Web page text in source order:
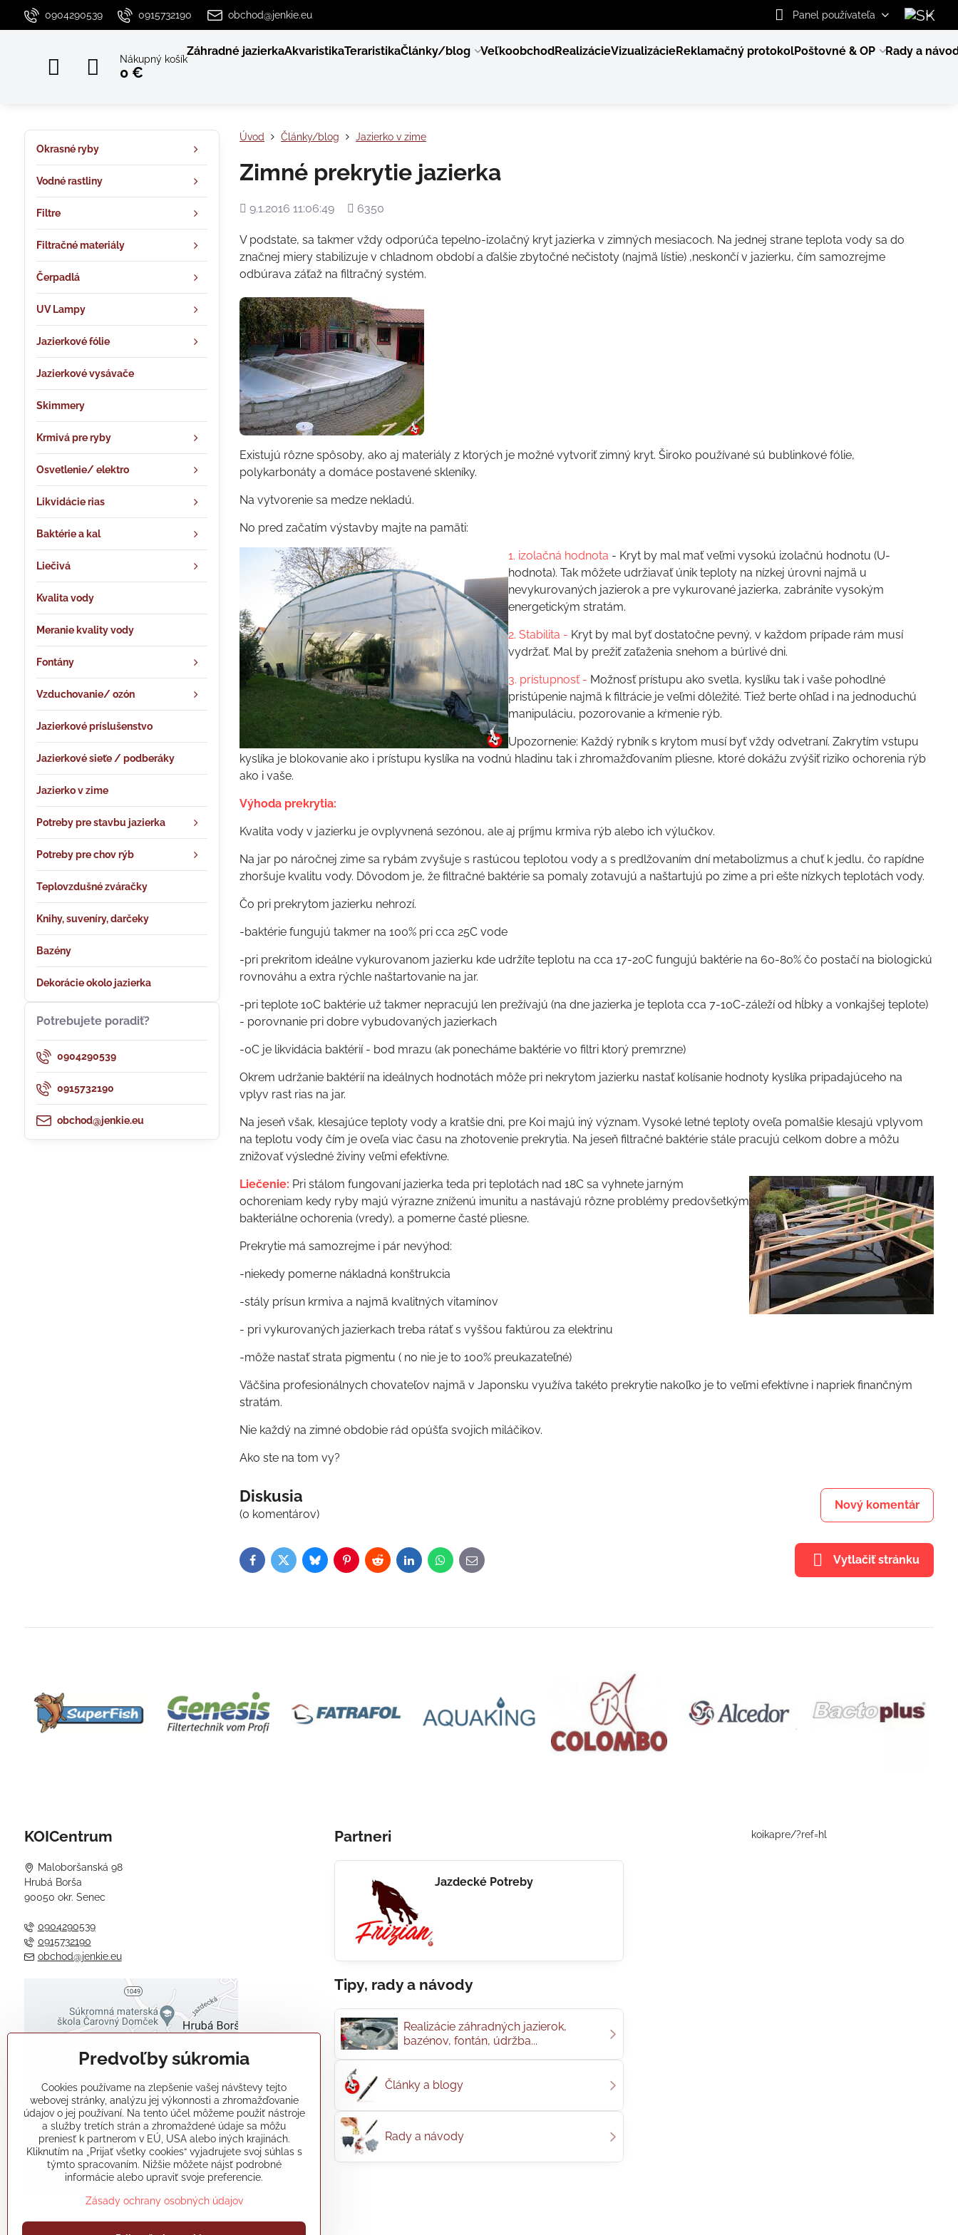
0904290539 0915732190 obchod@jenkie.eu Panel používateľa
Nákupný košík
0 €
Záhradné jazierkaAkvaristikaTeraristikaČlánky/blog VeľkoobchodRealizácieVizualizácieReklamačný protokolPoštovné & OP Rady a
Úvod Články/blog Jazierko v zime
Zimné prekrytie jazierka
Pridané
9.1.2016 11:06:49
Počet
6350
V podstate, sa takmer vždy odporúča tepelno-izolačný kryt jazierka v zimných mesiacoch. Na jednej strane teplota vody sa do
značnej miery stabilizuje v chladnom období a ďalšie zbytočné nečistoty (najmä lístie) ,neskončí v jazierku, čím samozrejme
odbúrava záťaž na filtračný systém.
Existujú rôzne spôsoby, ako aj materiály z ktorých je možné vytvoriť zimný kryt. Široko používané sú bublinkové fólie,
polykarbonáty a domáce postavené skleníky.
Na vytvorenie sa medze nekladú.
No pred začatím výstavby majte na pamäti:
1. izolačná hodnota - Kryt by mal mať veľmi vysokú izolačnú hodnotu (U-
hodnota). Tak môžete udržiavať únik teploty na nízkej úrovni najmä u
nevykurovaných jazierok a pre vykurované jazierka, zabránite vysokým
energetickým stratám.
2. Stabilita - Kryt by mal byť dostatočne pevný, v každom prípade rám musí
vydržať. Mal by prežiť zaťaženia snehom a búrlivé dni.
3. prístupnosť - Možnosť prístupu ako svetla, kyslíku tak i vaše pohodlné
pristúpenie najmä k filtrácie je veľmi dôležité. Tiež berte ohľad i na jednoduchú
manipuláciu, pozorovanie a kŕmenie rýb.
Upozornenie: Každý rybník s krytom musí byť vždy odvetraní. Zakrytím vstupu
kyslíka je blokovanie ako i prístupu kyslíka na vodnú hladinu tak i zhromažďovaním pliesne, ktoré dokážu zvýšiť riziko ochorenia rýb
ako i vaše.
Výhoda prekrytia:
Kvalita vody v jazierku je ovplyvnená sezónou, ale aj príjmu krmiva rýb alebo ich výlučkov.
Na jar po náročnej zime sa rybám zvyšuje s rastúcou teplotou vody a s predlžovaním dní metabolizmus a chuť k jedlu, čo rapídne
zhoršuje kvalitu vody. Dôvodom je, že filtračné baktérie sa pomaly zotavujú a naštartujú po zime a pri ešte nízkych teplotách vody.
Čo pri prekrytom jazierku nehrozí.
-baktérie fungujú takmer na 100% pri cca 25C vode
-pri prekritom ideálne vykurovanom jazierku kde udržíte teplotu na cca 17-20C fungujú baktérie na 60-80% čo postačí na biologickú
rovnováhu a extra rýchle naštartovanie na jar.
-pri teplote 10C baktérie už takmer nepracujú len prežívajú (na dne jazierka je teplota cca 7-10C-záleží od hĺbky a vonkajšej teplote)
- porovnanie pri dobre vybudovaných jazierkach
-0C je likvidácia baktérií - bod mrazu (ak ponecháme baktérie vo filtri ktorý premrzne)
Okrem udržanie baktérií na ideálnych hodnotách môže pri nekrytom jazierku nastať kolísanie hodnoty kyslíka pripadajúceho na
vplyv rast rias na jar.
Na jeseň však, klesajúce teploty vody a kratšie dni, pre Koi majú iný význam. Vysoké letné teploty oveľa pomalšie klesajú vplyvom
na teplotu vody čím je oveľa viac času na zhotovenie prekrytia. Na jeseň filtračné baktérie stále pracujú celkom dobre a môžu
znižovať výsledné živiny veľmi efektívne.
Liečenie: Pri stálom fungovaní jazierka teda pri teplotách nad 18C sa vyhnete jarným
ochoreniam kedy ryby majú výrazne zníženú imunitu a nastávajú rôzne problémy predovšetkým
bakteriálne ochorenia (vredy), a pomerne časté pliesne.
Prekrytie má samozrejme i pár nevýhod:
-niekedy pomerne nákladná konštrukcia
-stály prísun krmiva a najmä kvalitných vitamínov
- pri vykurovaných jazierkach treba rátať s vyššou faktúrou za elektrinu
-môže nastať strata pigmentu ( no nie je to 100% preukazateľné)
Väčšina profesionálnych chovateľov najmä v Japonsku využíva takéto prekrytie nakoľko je to veľmi efektívne i napriek finančným
stratám.
Nie každý na zimné obdobie rád opúšťa svojich miláčikov.
Ako ste na tom vy?
Diskusia
(0 komentárov)
Nový komentár
Facebook
TwitterBlueskyPinterestRedditLinkedInWhatsApp
E-
mail
Vytlačiť stránku
Okrasné ryby
Vodné rastliny
Filtre
Filtračné materiály
Čerpadlá
UV Lampy
Jazierkové fólie
Jazierkové vysávače
Skimmery
Krmivá pre ryby
Osvetlenie/ elektro
Likvidácie rias
Baktérie a kal
Liečivá
Kvalita vody
Meranie kvality vody
Fontány
Vzduchovanie/ ozón
Jazierkové príslušenstvo
Jazierkové sieťe / podberáky
Jazierko v zime
Potreby pre stavbu jazierka
Potreby pre chov rýb
Teplovzdušné zváračky
Knihy, suveníry, darčeky
Bazény
Dekorácie okolo jazierka
Potrebujete poradiť?
0904290539
0915732190
obchod@jenkie.eu
KOICentrum
Maloboršanská 98
Hrubá Borša
90050 okr. Senec
0904290539
0915732190
obchod@jenkie.eu
Externý obsah je blokovaný
Prajete si načítať externý obsah?
Povoliť tentokrát
Povoliť a zapamätať - súhlas s
druhom cookie: Funkčné
Otvoriť obsah v novom okne
Partneri
Jazdecké Potreby
Tipy, rady a návody
Realizácie záhradných jazierok,
bazénov, fontán, údržba...
Články a blogy
Rady a návody
koikapre/?ref=hl
Predvoľby súkromia
Cookies používame na zlepšenie vašej návštevy tejto
webovej stránky, analýzu jej výkonnosti a zhromažďovanie
údajov o jej používaní. Na tento účel môžeme použiť nástroje
a služby tretích strán a zhromaždené údaje sa môžu
preniesť k partnerom v EÚ, USA alebo iných krajinách.
Kliknutím na „Prijať všetky cookies“ vyjadrujete svoj súhlas s
týmto spracovaním. Nižšie môžete nájsť podrobné
informácie alebo upraviť svoje preferencie.
Zásady ochrany osobných údajov